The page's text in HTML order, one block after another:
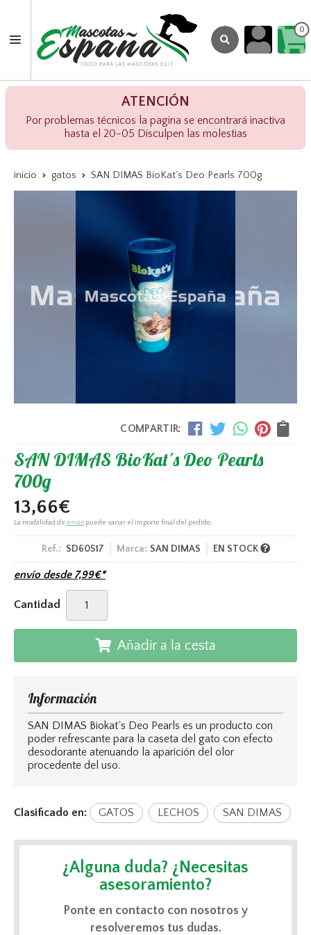
0
ATENCIÓN
Por problemas técnicos la pagina se encontrará inactiva
hasta el 20-05 Disculpen las molestias
inicio gatos SAN DIMAS BioKat´s Deo Pearls 700g
COMPARTIR:
SAN DIMAS BioKat´s Deo Pearls
700g
13,66€
La modalidad de envío puede variar el importe final del pedido.
Ref.: SD60517 Marca: SAN DIMAS EN STOCK
envío desde 7,99€*
Cantidad
Añadir a la cesta
Información
SAN DIMAS Biokat´s Deo Pearls es un producto con
poder refrescante para la caseta del gato con efecto
desodorante atenuando la aparición del olor
procedente del uso.
Clasificado en: GATOS LECHOS SAN DIMAS
¿Alguna duda? ¿Necesitas
asesoramiento?
Ponte en contacto con nosotros y
resolveremos tus dudas.